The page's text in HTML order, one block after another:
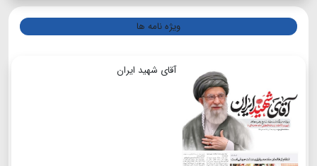
ویژه نامه ها
آقای شهید ایران